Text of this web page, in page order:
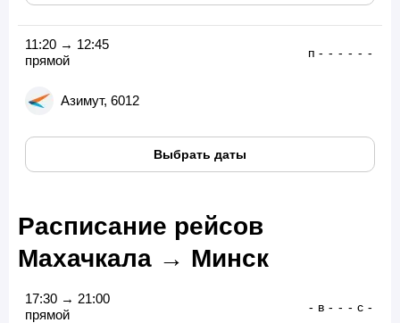
11:20 → 12:45
прямой
Азимут, 6012
п - - - - - -
Выбрать даты
Расписание рейсов
Махачкала → Минск
17:30 → 21:00
прямой
- в - - - с -